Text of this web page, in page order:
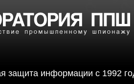
защита информации с